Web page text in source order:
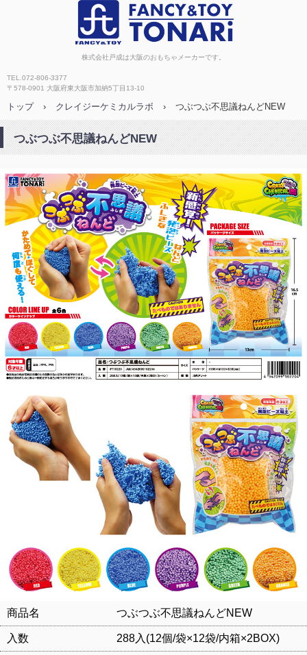
株式会社戸成
株式会社戸成は大阪のおもちゃメーカーです。
TEL.072-806-3377
〒578-0901 大阪府東大阪市加納5丁目13-10
トップ › クレイジーケミカルラボ › つぶつぶ不思議ねんどNEW
つぶつぶ不思議ねんどNEW
商品名 つぶつぶ不思議ねんどNEW
入数 288入(12個/袋×12袋/内箱×2BOX)